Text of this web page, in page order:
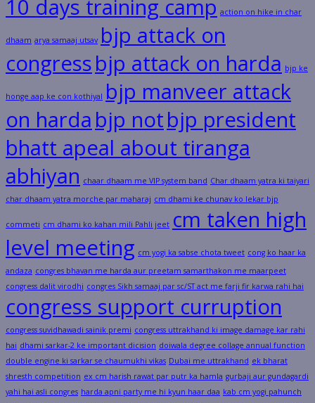
10 days training camp action on hike in char
dhaam arya samaaj utsav bjp attack on
congressbjp attack on harda bjp ke
honge aap ke con kothiyal bjp manveer attack
on harda bjp notbjp president
bhatt apeal about tiranga
abhiyan chaar dhaam me VIP system band Char dhaam yatra ki taiyari
char dhaam yatra morche par maharaj cm dhami ke chunav ko lekar bjp
commeti cm dhami ko kahan mili Pahli jeet cm taken high
level meeting cm yogi ka sabse chota tweet cong ko haar ka
andaza congres bhavan me harda aur preetam samarthakon me maarpeet
congress dalit virodhi congres Sikh samaaj par sc/ST act me farji fir karwa rahi hai
congress support curruption
congress suvidhawadi sainik premi congress uttrakhand ki image damage kar rahi
hai dhami sarkar-2 ke important dicision doiwala degree collage annual function
double engine ki sarkar se chaumukhi vikas Dubai me uttrakhand ek bharat
shresth competition ex cm harish rawat par putr ka hamla gurbaji aur gundagardi
yahi hai asli congres harda apni party me hi kyun haar daa kab cm yogi pahunch